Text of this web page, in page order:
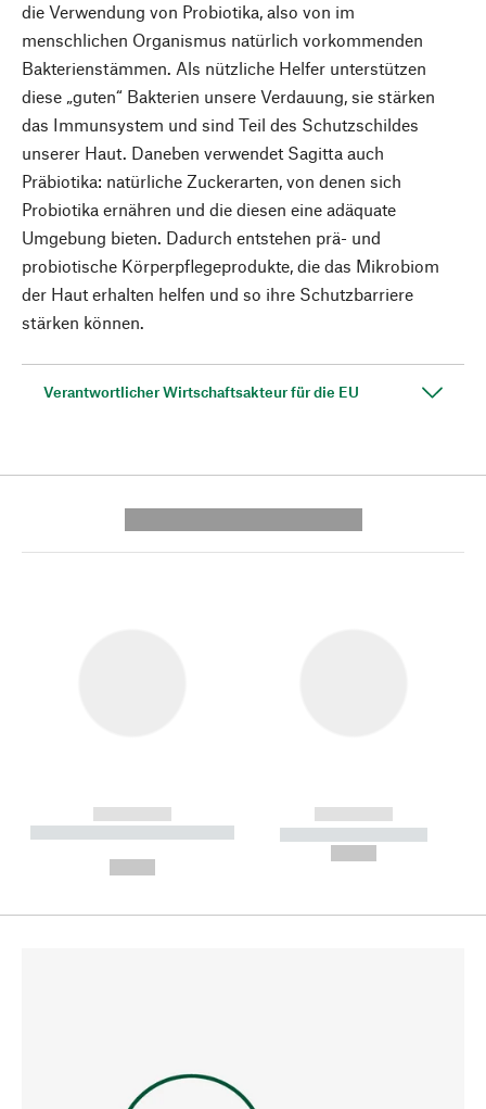
die Verwendung von Probiotika, also von im
menschlichen Organismus natürlich vorkommenden
Bakterienstämmen. Als nützliche Helfer unterstützen
diese „guten“ Bakterien unsere Verdauung, sie stärken
das Immunsystem und sind Teil des Schutzschildes
unserer Haut. Daneben verwendet Sagitta auch
Präbiotika: natürliche Zuckerarten, von denen sich
Probiotika ernähren und die diesen eine adäquate
Umgebung bieten. Dadurch entstehen prä- und
probiotische Körperpflegeprodukte, die das Mikrobiom
der Haut erhalten helfen und so ihre Schutzbarriere
stärken können.
Verantwortlicher Wirtschaftsakteur für die EU
------------
----------- ----------- --------
------------
----------- -----------